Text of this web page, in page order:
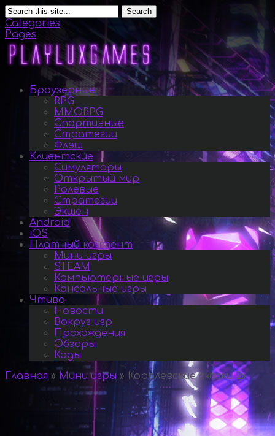
Search
Categories
Pages
Браузерные
RPG
MMORPG
Спортивные
Стратегии
Флэш
Клиентские
Симуляторы
Открытый мир
Ролевые
Стратегии
Экшен
Android
iOS
Платный контент
Мини игры
STEAM
Компьютерные игры
Консольные игры
Чтиво
Новости
Вокруг игр
Прохождения
Обзоры
Коды
Главная » Мини игры » Королевские сказки 2»